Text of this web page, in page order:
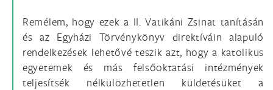
Remélem, hogy ezek a II. Vatikáni Zsinat tanításán
és az Egyházi Törvénykönyv direktíváin alapuló
rendelkezések lehetővé teszik azt, hogy a katolikus
egyetemek és más felsőoktatási intézmények
teljesítsék nélkülözhetetlen küldetésüket a